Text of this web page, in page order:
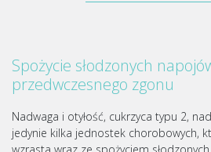
Spożycie słodzonych
przedwczesnego zgonu
Nadwaga i otyłość, cukrzyca typu 2,
jedynie kilka jednostek chorobowych,